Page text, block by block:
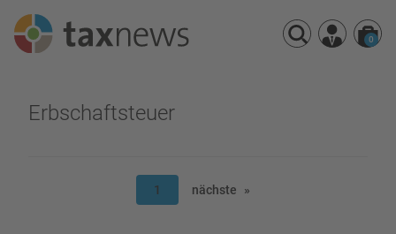
Seminare
0
Erbschaftsteuer
1 nächste